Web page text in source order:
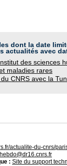
dont la date
actualités avec
des sciences
maladies rares
CNRS avec la
actualite-du-cnrs/
: Site du support